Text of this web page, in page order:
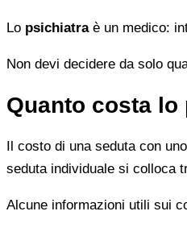
Lo psichiatraè un medico:
Non devi decidere da solo
Quanto costa
Il costo di una seduta con
seduta individuale si colloca
Alcune informazioni utili sui